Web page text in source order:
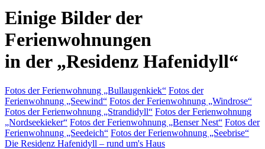
Einige Bilder der
Ferienwohnungen
in der „Residenz Hafenidyll“
Fotos der Ferienwohnung „Bullaugenkiek“ Fotos der
Ferienwohnung „Seewind“ Fotos der Ferienwohnung „Windrose“
Fotos der Ferienwohnung „Strandidyll“ Fotos der Ferienwohnung
„Nordseekieker“ Fotos der Ferienwohnung „Benser Nest“ Fotos der
Ferienwohnung „Seedeich“ Fotos der Ferienwohnung „Seebrise“
Die Residenz Hafenidyll – rund um's Haus